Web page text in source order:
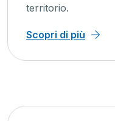
territorio.
Scopri di più